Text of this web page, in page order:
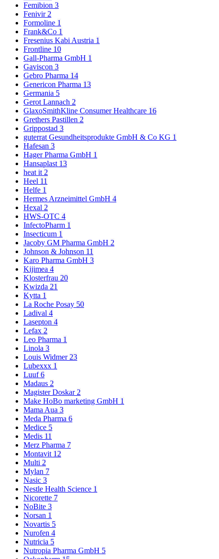
Femibion 3
Fenivir 2
Formoline 1
Frank&Co 1
Fresenius Kabi Austria 1
Frontline 10
Gall-Pharma GmbH 1
Gaviscon 3
Gebro Pharma 14
Genericon Pharma 13
Germania 5
Gerot Lannach 2
GlaxoSmithKline Consumer Healthcare 16
Grethers Pastillen 2
Grippostad 3
guterrat Gesundheitsprodukte GmbH & Co KG 1
Hafesan 3
Hager Pharma GmbH 1
Hansaplast 13
heat it 2
Heel 11
Helfe 1
Hermes Arzneimittel GmbH 4
Hexal 2
HWS-OTC 4
InfectoPharm 1
Insecticum 1
Jacoby GM Pharma GmbH 2
Johnson & Johnson 11
Karo Pharma GmbH 3
Kijimea 4
Klosterfrau 20
Kwizda 21
Kytta 1
La Roche Posay 50
Ladival 4
Lasepton 4
Lefax 2
Leo Pharma 1
Linola 3
Louis Widmer 23
Lubexxx 1
Luuf6
Madaus 2
Magister Doskar 2
Make HoBo marketing GmbH 1
Mama Aua 3
Meda Pharma 6
Medice 5
Medis 11
Merz Pharma 7
Montavit 12
Multi 2
Mylan 7
Nasic 3
Nestle Health Science 1
Nicorette 7
NoBite 3
Norsan 1
Novartis 5
Nurofen 4
Nutricia 5
Nutropia Pharma GmbH 5